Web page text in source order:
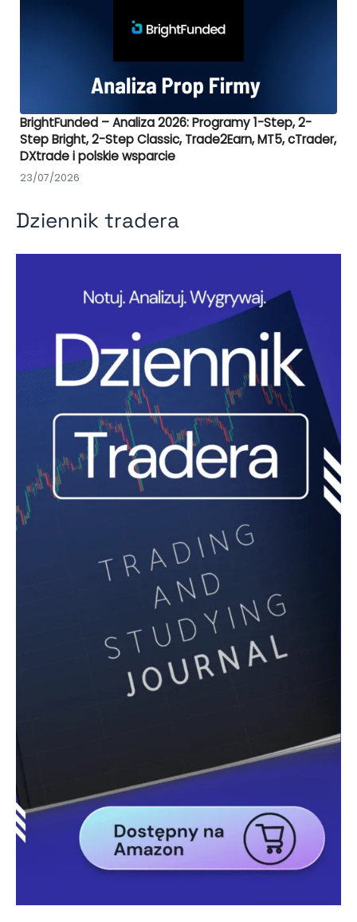
BrightFunded – Analiza 2026: Programy 1-Step, 2-
Step Bright, 2-Step Classic, Trade2Earn, MT5, cTrader,
DXtrade i polskie wsparcie
23/07/2026
Dziennik tradera